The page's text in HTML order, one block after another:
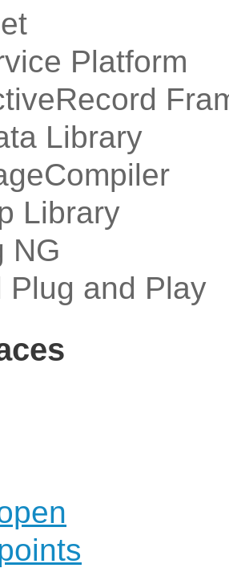
Platform
Library
Library
NG
Plug and Play